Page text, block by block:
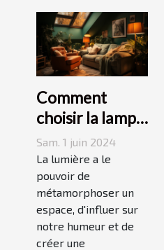
Comment
choisir la lampe
de projection
idéale pour
créer une
ambiance
unique chez
vous
Sam. 1 juin 2024
La lumière a le
pouvoir de
métamorphoser un
espace, d'influer sur
notre humeur et de
créer une